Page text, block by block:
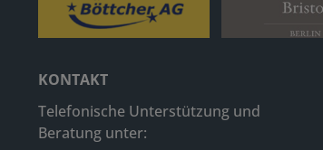
KONTAKT
Telefonische Unterstützung und
Beratung unter: